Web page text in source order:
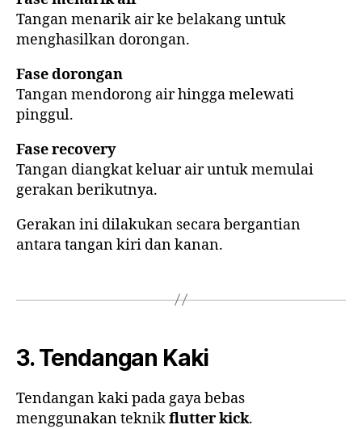
Tangan menarik air ke belakang untuk
menghasilkan dorongan.
Fase dorongan
Tangan mendorong air hingga melewati
pinggul.
Fase recovery
Tangan diangkat keluar air untuk memulai
gerakan berikutnya.
Gerakan ini dilakukan secara bergantian
antara tangan kiri dan kanan.
3. Tendangan Kaki
Tendangan kaki pada gaya bebas
menggunakan teknikflutter kick.